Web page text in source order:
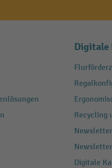
Digitale
Recycling
Digitale